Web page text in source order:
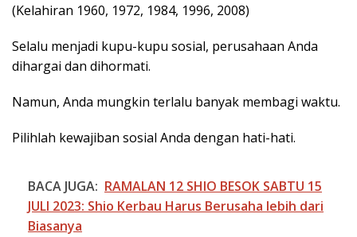
(Kelahiran 1960, 1972, 1984, 1996, 2008)
Selalu menjadi kupu-kupu sosial, perusahaan Anda
dihargai dan dihormati.
Namun, Anda mungkin terlalu banyak membagi waktu.
Pilihlah kewajiban sosial Anda dengan hati-hati.
BACA JUGA: RAMALAN 12 SHIO BESOK SABTU 15
JULI 2023: Shio Kerbau Harus Berusaha lebih dari
Biasanya